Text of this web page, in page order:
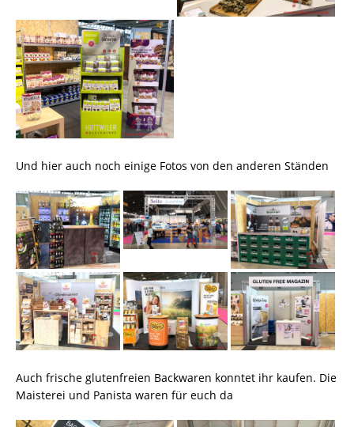
Und hier auch noch einige Fotos von den anderen Ständen
Auch frische glutenfreien Backwaren konntet ihr kaufen. Die
Maisterei und Panista waren für euch da